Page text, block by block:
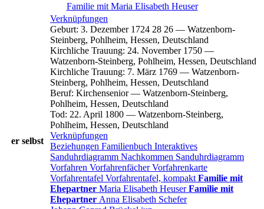
Familie mit Maria Elisabeth Heuser
er selbst
Verknüpfungen
Geburt: 3. Dezember 1724 28 26 — Watzenborn-
Steinberg, Pohlheim, Hessen, Deutschland
Kirchliche Trauung: 24. November 1750 —
Watzenborn-Steinberg, Pohlheim, Hessen, Deutschland
Kirchliche Trauung: 7. März 1769 — Watzenborn-
Steinberg, Pohlheim, Hessen, Deutschland
Beruf: Kirchensenior— Watzenborn-Steinberg,
Pohlheim, Hessen, Deutschland
Tod: 22. April 1800 — Watzenborn-Steinberg,
Pohlheim, Hessen, Deutschland
Verknüpfungen
Beziehungen Familienbuch Interaktives
Sanduhrdiagramm Nachkommen Sanduhrdiagramm
Vorfahren VorfahrenfächerVorfahrenkarte
Vorfahrentafel Vorfahrentafel, kompakt Familie mit
Ehepartner Maria Elisabeth Heuser Familie mit
Ehepartner Anna Elisabeth Schefer